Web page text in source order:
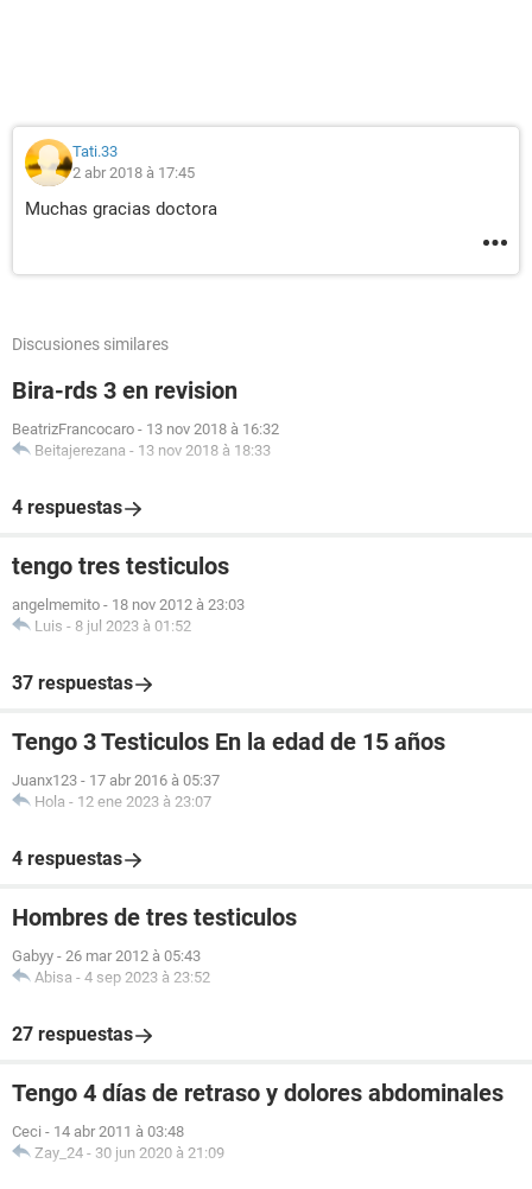
Tati.33
2 abr 2018 à 17:45
Muchas gracias doctora
Discusiones similares
Bira-rds 3 en revision
BeatrizFrancocaro - 13 nov 2018 à 16:32
Beitajerezana - 13 nov 2018 à 18:33
4 respuestas
tengo tres testiculos
angelmemito - 18 nov 2012 à 23:03
Luis - 8 jul 2023 à 01:52
37 respuestas
Tengo 3 Testiculos En la edad de 15 años
Juanx123 - 17 abr 2016 à 05:37
Hola - 12 ene 2023 à 23:07
4 respuestas
Hombres de tres testiculos
Gabyy - 26 mar 2012 à 05:43
Abisa - 4 sep 2023 à 23:52
27 respuestas
Tengo 4 días de retraso y dolores abdominales
Ceci - 14 abr 2011 à 03:48
Zay_24 - 30 jun 2020 à 21:09